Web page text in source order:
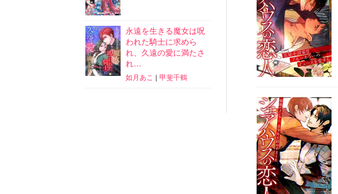
永遠を生きる魔女は呪
われた騎士に求めら
れ、久遠の愛に満たさ
れ…
如月あこ | 甲斐千鶴